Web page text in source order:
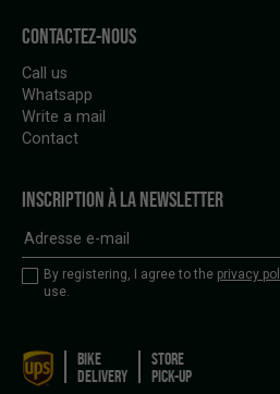
CONTACTEZ-NOUS
Call us
Whatsapp
Write a mail
Contact
INSCRIPTION À LA NEWSLETTER
By registering, I agree to the privacy
use.
BIKE
DELIVERY
STORE
PICK-UP